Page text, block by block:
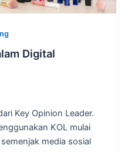
Digital
Key Opinion Leader.
KOL mulai
media sosial